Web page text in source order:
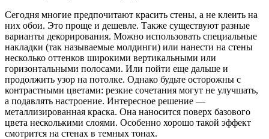
Сегодня многие предпочитают красить стены, а не клеить на
них обои. Это проще и дешевле. Также существуют разные
варианты декорирования. Можно использовать специальные
накладки (так называемые молдинги) или нанести на стены
несколько оттенков широкими вертикальными или
горизонтальными полосами. Или пойти еще дальше и
продолжить узор на потолке. Однако будьте осторожны с
контрастными цветами: резкие сочетания могут не улучшать,
а подавлять настроение. Интересное решение —
металлизированная краска. Она наносится поверх базового
цвета несколькими слоями. Особенно хорошо такой эффект
смотрится на стенах в темных тонах.